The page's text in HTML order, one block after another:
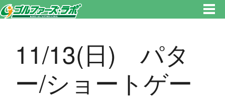
らせのページです。新宿区、若松河田で気軽にゴルフレッスン！
11/13(日) パタ
ー/ショートゲー